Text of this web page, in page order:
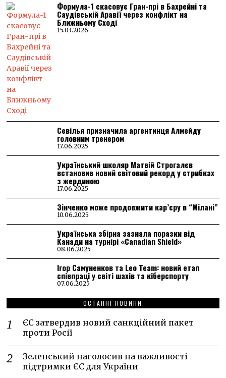
Формула-1 скасовує Гран-прі в Бахрейні та
Саудівській Аравії через конфлікт на
Ближньому Сході
15.03.2026
Севілья призначила аргентинця Алмейду
головним тренером
17.06.2025
Український школяр Матвій Строгалєв
встановив новий світовий рекорд у стрибках
з жердиною
17.06.2025
Зінченко може продовжити кар’єру в “Мілані”
10.06.2025
Українська збірна зазнала поразки від
Канади на турнірі «Canadian Shield»
08.06.2025
Ігор Самуненков та Leo Team: новий етап
співпраці у світі шахів та кіберспорту
07.06.2025
ОСТАННІ НОВИНИ
ЄС затвердив новий санкційний пакет
проти Росії
Зеленський наголосив на важливості
підтримки ЄС для України